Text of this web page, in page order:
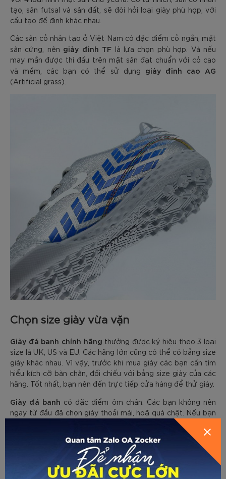
tạo, sân futsal và sân đất, sẽ đòi hỏi loại giày phù hợp, với
cấu tạo đế đinh khác nhau.
Các sân cỏ nhân tạo ở Việt Nam có đặc điểm cỏ ngắn, mặt
sân cứng, nên giày đinh TF là lựa chọn phù hợp. Và nếu
may mắn được thi đấu trên mặt sân đạt chuẩn với cỏ cao
và mềm, các bạn có thể sử dụng giày đinh cao AG
(Artificial grass).
Chọn size giày vừa vặn
Giày đá banh chính hãng thường được ký hiệu theo 3 loại
size là UK, US và EU. Các hãng lớn cũng có thể có bảng size
giày khác nhau. Vì vậy, trước khi mua giày các bạn cần tìm
hiểu kích cỡ bàn chân, đối chiếu với bảng size giày của các
hãng. Tốt nhất, bạn nên đến trực tiếp cửa hàng để thử giày.
Giày đá banh có đặc điểm ôm chân. Các bạn không nên
ngay từ đầu đã chọn giày thoải mái, hoặ quá chật. Nếu bạn
chuyển từ giày bata sang giày sân có nhân tạo thì có thể
Trong trường hợp giày ôm khít chân tạo cảm giác khó chịu
thì các bạn hãy nhớgiày đá banhcần quá trình break in.
Bạn có thể sử dụng tất mỏng hơn, tạm tháo lót, hoặc sử